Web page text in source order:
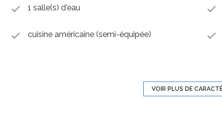
1 salle(s) d'eau
cuisine américaine (semi-équipée)
VOIR PLUS DE